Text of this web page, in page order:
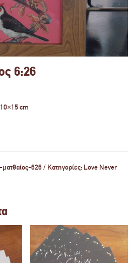
6:26
cm
ματθαίος-626 Κατηγορίες: Love Never